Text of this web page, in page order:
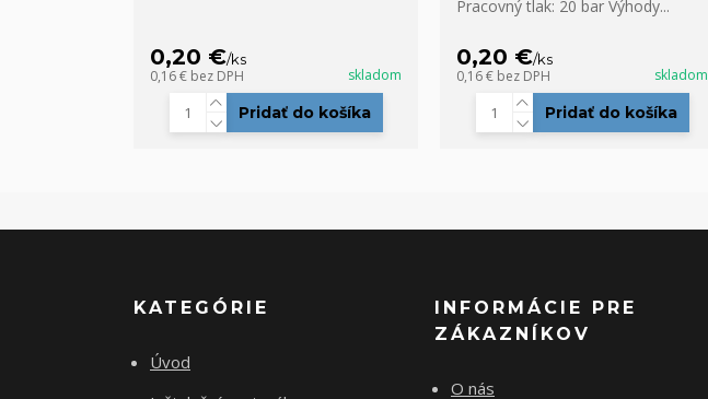
0,20 €/ks
0,16 € bez DPH skladom
Pridať do košíka
Pracovný tlak: 20 bar Výhody...
0,20 €/ks
0,16 € bez DPH skladom
Pridať do košíka
KATEGÓRIE
Úvod
INFORMÁCIE PRE
ZÁKAZNÍKOV
O nás